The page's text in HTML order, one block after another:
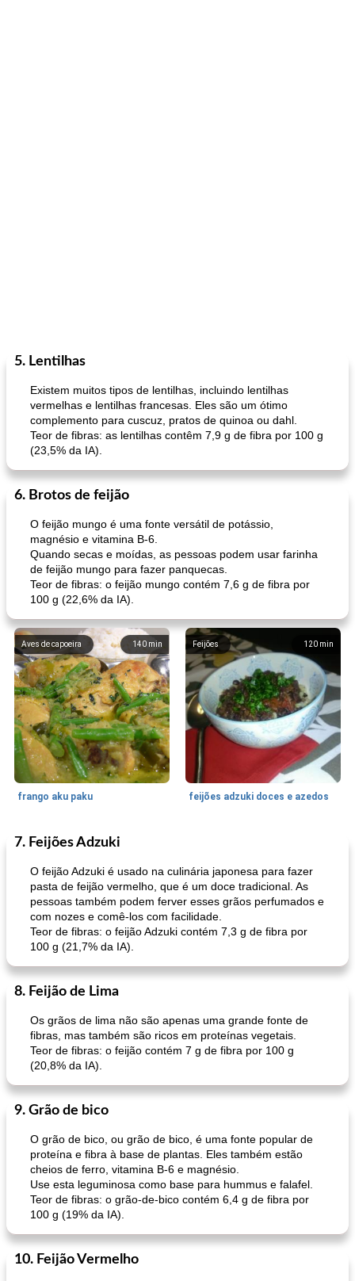
5. Lentilhas
Existem muitos tipos de lentilhas, incluindo lentilhas
vermelhas e lentilhas francesas. Eles são um ótimo
complemento para cuscuz, pratos de quinoa ou dahl.
Teor de fibras: as lentilhas contêm 7,9 g de fibra por 100 g
(23,5% da IA).
6. Brotos de feijão
O feijão mungo é uma fonte versátil de potássio,
magnésio e vitamina B-6.
Quando secas e moídas, as pessoas podem usar farinha
de feijão mungo para fazer panquecas.
Teor de fibras: o feijão mungo contém 7,6 g de fibra por
100 g (22,6% da IA).
140 min
Aves de capoeira
frango aku paku
120 min
Feijões
feijões adzuki doces e azedos
Bolos
muffins de farelo de harriet
7. Feijões Adzuki
O feijão Adzuki é usado na culinária japonesa para fazer
pasta de feijão vermelho, que é um doce tradicional. As
pessoas também podem ferver esses grãos perfumados e
com nozes e comê-los com facilidade.
Teor de fibras: o feijão Adzuki contém 7,3 g de fibra por
100 g (21,7% da IA).
8. Feijão de Lima
Os grãos de lima não são apenas uma grande fonte de
fibras, mas também são ricos em proteínas vegetais.
Teor de fibras: o feijão contém 7 g de fibra por 100 g
(20,8% da IA).
9. Grão de bico
O grão de bico, ou grão de bico, é uma fonte popular de
proteína e fibra à base de plantas. Eles também estão
cheios de ferro, vitamina B-6 e magnésio.
Use esta leguminosa como base para hummus e falafel.
Teor de fibras: o grão-de-bico contém 6,4 g de fibra por
100 g (19% da IA).
10. Feijão Vermelho